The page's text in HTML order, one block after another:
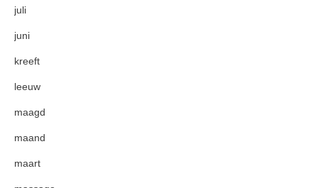
juli
juni
kreeft
leeuw
maagd
maand
maart